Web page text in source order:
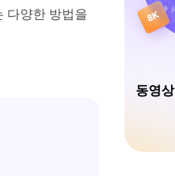
다양한 방법을
동영